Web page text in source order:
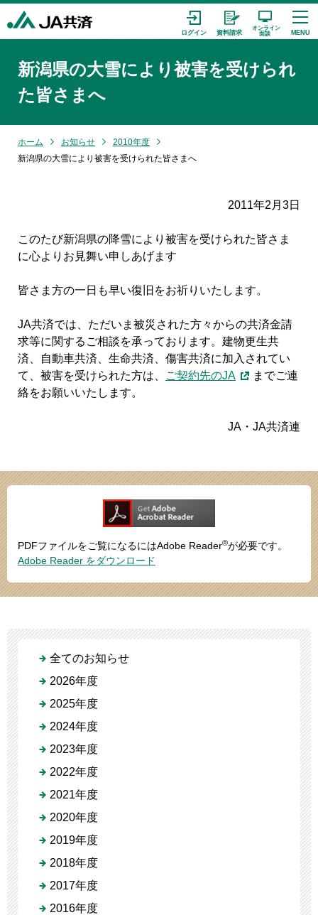
新潟県の大雪により被害を受けられ
た皆さまへ
ホーム お知らせ
2010年度
新潟県の大雪により被害を受けられた皆さまへ
2011年2月3日
このたび新潟県の降雪により被害を受けられた皆さま
に心よりお見舞い申しあげます
皆さま方の一日も早い復旧をお祈りいたします。
JA共済では、ただいま被災された方々からの共済金請
求等に関するご相談を承っております。建物更生共
済、自動車共済、生命共済、傷害共済に加入されてい
て、被害を受けられた方は、
ご契約先のJA
までご連
絡をお願いいたします。
JA・JA共済連
PDFファイルをご覧になるにはAdobe Reader®が必要です。
Adobe Reader をダウンロード
全てのお知らせ
2026年度
2025年度
2024年度
2023年度
2022年度
2021年度
2020年度
2019年度
2018年度
2017年度
2016年度